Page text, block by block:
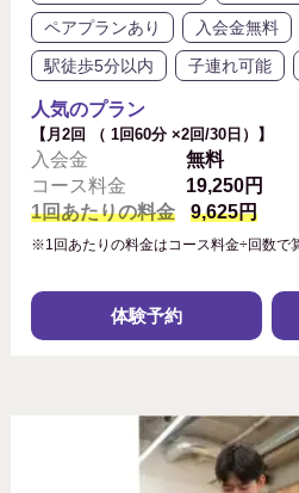
ペアプランあり
入会金無料
駅徒歩5分以内
子連れ可能
人気のプラン
【月2回 （ 1回60分 ×2回/30日）】
入会金
無料
コース料金
19,250円
1回あたりの料金
9,625円
※1回あたりの料金はコース料金÷回数で
体験予約